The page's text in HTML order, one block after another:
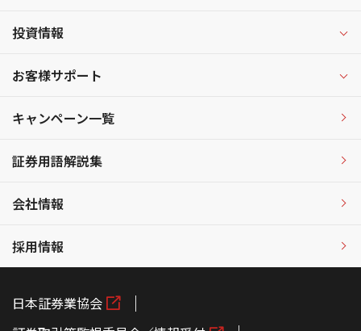
投資情報
お客様サポート
キャンペーン一覧
証券用語解説集
会社情報
採用情報
日本証券業協会